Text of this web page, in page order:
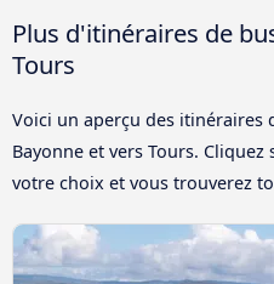
Plus d'itinéraires de
Tours
Voici un aperçu des itinéraires
Bayonne et vers Tours.
votre choix et vous trouverez